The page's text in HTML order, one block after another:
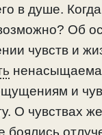
в душе.
Об
чувств и
и
О чувствах